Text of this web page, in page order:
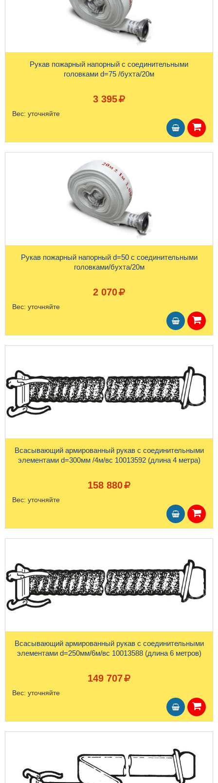
Рукав пожарный напорный с соединительными
головками d=75 /бухта/20м
3 395
Вес: уточняйте
Рукав пожарный напорный d=50 с соединительными
головками/бухта/20м
2 070
Вес: уточняйте
Всасывающий армированный рукав с соединительными
элементами d=300мм /4м/вс 10013592 (длина 4 метра)
158 880
Вес: уточняйте
Всасывающий армированный рукав с соединительными
элементами d=250мм/6м/вс 10013588 (длина 6 метров)
149 707
Вес: уточняйте